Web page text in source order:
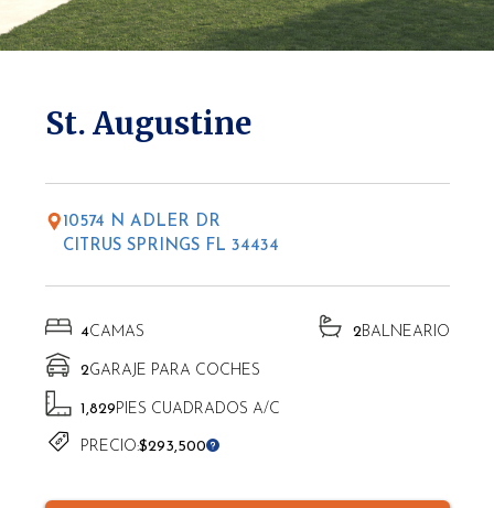
St. Augustine
10574 N ADLER DR
CITRUS SPRINGS FL 34434
4CAMAS 2BALNEARIO
2GARAJE PARA COCHES
1,829 PIES CUADRADOS A/C
PRECIO:$293,500